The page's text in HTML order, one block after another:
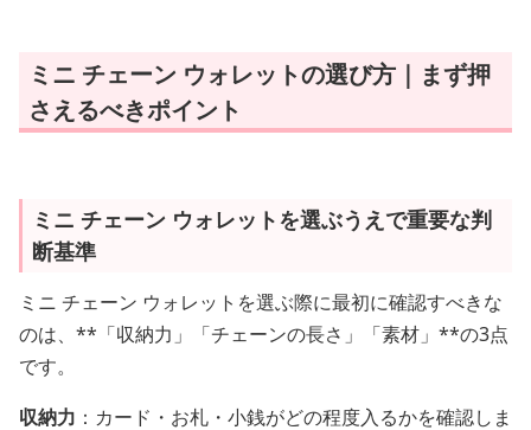
ミニ チェーン ウォレットの選び方｜まず押
さえるべきポイント
ミニ チェーン ウォレットを選ぶうえで重要な判
断基準
ミニ チェーン ウォレットを選ぶ際に最初に確認すべきな
のは、**「収納力」「チェーンの長さ」「素材」**の3点
です。
収納力 ：カード・お札・小銭がどの程度入るかを確認しま